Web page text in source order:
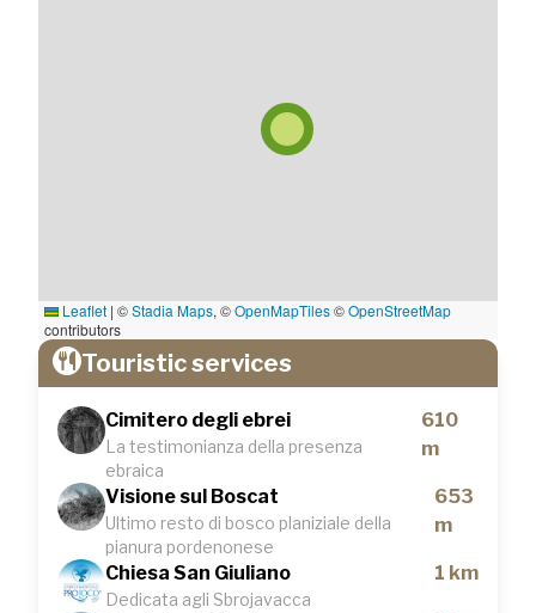
Leaflet | ©Stadia Maps, ©OpenMapTiles©OpenStreetMap
contributors
Touristic services
Cimitero degli ebrei
La testimonianza della presenza
ebraica
610
m
Visione sul Boscat
Ultimo resto di bosco planiziale della
pianura pordenonese
653
m
Chiesa San Giuliano
Dedicata agli Sbrojavacca
1 km